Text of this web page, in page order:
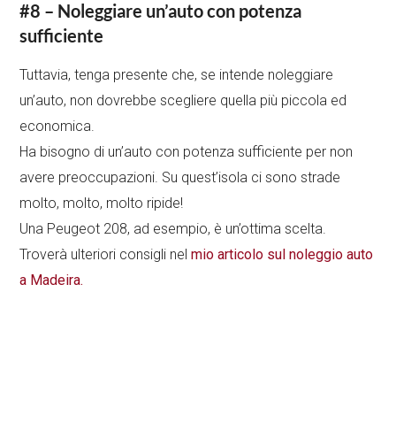
#8 – Noleggiare un’auto con potenza
sufficiente
Tuttavia, tenga presente che, se intende noleggiare
un’auto, non dovrebbe scegliere quella più piccola ed
economica.
Ha bisogno di un’auto con potenza sufficiente per non
avere preoccupazioni. Su quest’isola ci sono strade
molto, molto, molto ripide!
Una Peugeot 208, ad esempio, è un’ottima scelta.
Troverà ulteriori consigli nelmio articolo sul noleggio auto
a Madeira.